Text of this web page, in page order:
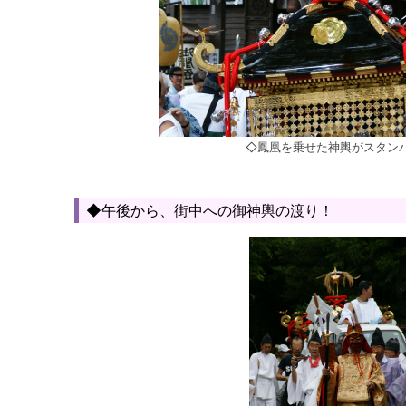
◇鳳凰を乗せた神輿がスタン
◆午後から、街中への御神輿の渡り！